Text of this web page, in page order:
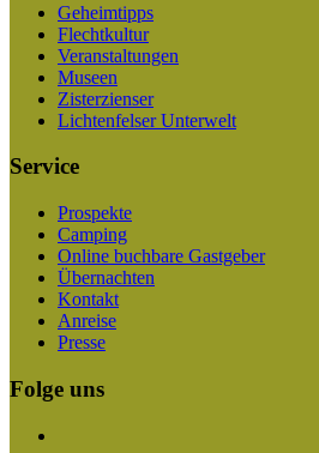
Geheimtipps
Flechtkultur
Veranstaltungen
Museen
Zisterzienser
Lichtenfelser Unterwelt
Service
Prospekte
Camping
Online buchbare Gastgeber
Übernachten
Kontakt
Anreise
Presse
Folge uns